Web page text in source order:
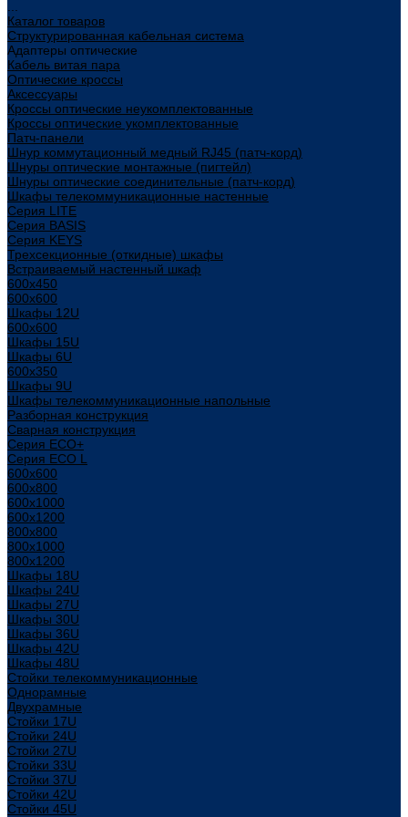
Каталог товаров
Структурированная кабельная система
Адаптеры оптические
Кабель витая пара
Оптические кроссы
Аксессуары
Кроссы оптические неукомплектованные
Кроссы оптические укомплектованные
Патч-панели
Шнур коммутационный медный RJ45 (патч-корд)
Шнуры оптические монтажные (пигтейл)
Шнуры оптические соединительные (патч-корд)
Шкафы телекоммуникационные настенные
Cерия LITE
Cерия BASIS
Cерия KEYS
Трехсекционные (откидные) шкафы
Встраиваемый настенный шкаф
600x450
600x600
Шкафы 12U
600x600
Шкафы 15U
Шкафы 6U
600x350
Шкафы 9U
Шкафы телекоммуникационные напольные
Разборная конструкция
Сварная конструкция
Серия ECO+
Серия ECO L
600x600
600x800
600х1000
600х1200
800x800
800х1000
800х1200
Шкафы 18U
Шкафы 24U
Шкафы 27U
Шкафы 30U
Шкафы 36U
Шкафы 42U
Шкафы 48U
Стойки телекоммуникационные
Однорамные
Двухрамные
Стойки 17U
Стойки 24U
Стойки 27U
Стойки 33U
Стойки 37U
Стойки 42U
Стойки 45U